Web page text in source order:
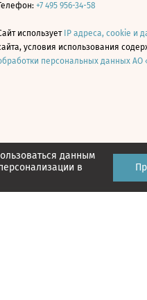
данным
в
+7 495 956-34-58
использует IP адреса, cookie и
условия использования
персональных данных АО